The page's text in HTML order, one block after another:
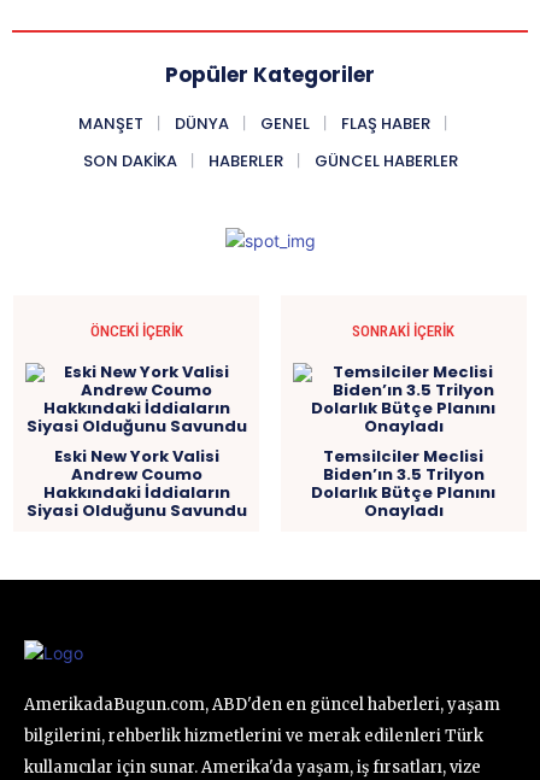
Popüler Kategoriler
MANŞET DÜNYA GENEL
FLAŞ HABER
SON DAKIKA
HABERLER GÜNCEL HABERLER
ÖNCEKI İÇERIK
Eski New York Valisi
Andrew Coumo
Hakkındaki İddiaların
Siyasi Olduğunu Savundu
SONRAKI İÇERIK
Temsilciler Meclisi
Biden’ın 3.5 Trilyon
Dolarlık Bütçe Planını
Onayladı
AmerikadaBugun.com, ABD'den en güncel haberleri, yaşam
bilgilerini, rehberlik hizmetlerini ve merak edilenleri Türk
kullanıcılar için sunar. Amerika'da yaşam, iş fırsatları, vize